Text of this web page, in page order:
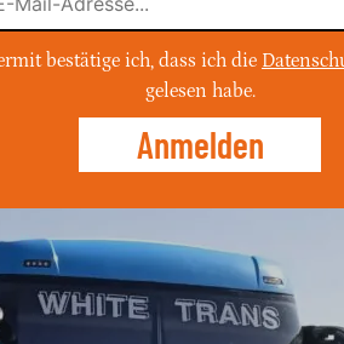
Wettbewerbsfähigkeit
bestätige ich, dass ich die
gelesen habe.